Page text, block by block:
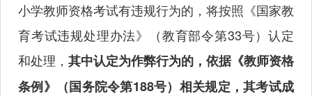
小学教师资格考试有违规行为的，将按照《国家教
育考试违规处理办法》（教育部令第33号）认定
和处理， 其中认定为作弊行为的，依据《教师资格
条例》（国务院令第188号）相关规定，其考试成